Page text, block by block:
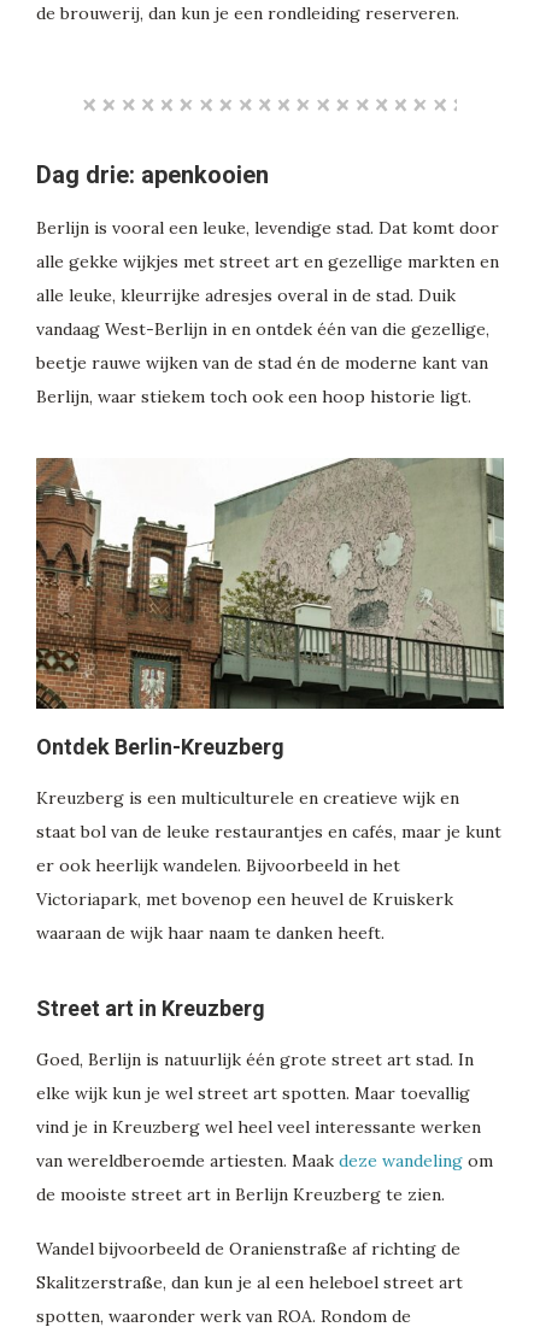
de brouwerij, dan kun je een rondleiding reserveren.
Dag drie: apenkooien
Berlijn is vooral een leuke, levendige stad. Dat komt door
alle gekke wijkjes met street art en gezellige markten en
alle leuke, kleurrijke adresjes overal in de stad. Duik
vandaag West-Berlijn in en ontdek één van die gezellige,
beetje rauwe wijken van de stad én de moderne kant van
Berlijn, waar stiekem toch ook een hoop historie ligt.
Ontdek Berlin-Kreuzberg
Kreuzberg is een multiculturele en creatieve wijk en
staat bol van de leuke restaurantjes en cafés, maar je kunt
er ook heerlijk wandelen. Bijvoorbeeld in het
Victoriapark, met bovenop een heuvel de Kruiskerk
waaraan de wijk haar naam te danken heeft.
Street art in Kreuzberg
Goed, Berlijn is natuurlijk één grote street art stad. In
elke wijk kun je wel street art spotten. Maar toevallig
vind je in Kreuzberg wel heel veel interessante werken
van wereldberoemde artiesten. Maak deze wandeling om
de mooiste street art in Berlijn Kreuzberg te zien.
Wandel bijvoorbeeld de Oranienstraße af richting de
Skalitzerstraße, dan kun je al een heleboel street art
spotten, waaronder werk van ROA. Rondom de